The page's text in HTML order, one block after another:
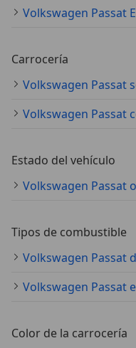
Carrocería
Estado del vehículo
Tipos de combustible
Color de la carrocería